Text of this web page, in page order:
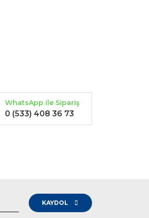
WhatsApp ile Sipariş
0 (533) 408 36 73
KAYDOL